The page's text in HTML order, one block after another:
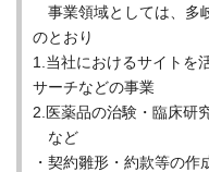
事業領域としては、多
のとおり
1.当社におけるサイトを
サーチなどの事業
2.医薬品の治験・臨床研
など
・契約雛形・約款等の作